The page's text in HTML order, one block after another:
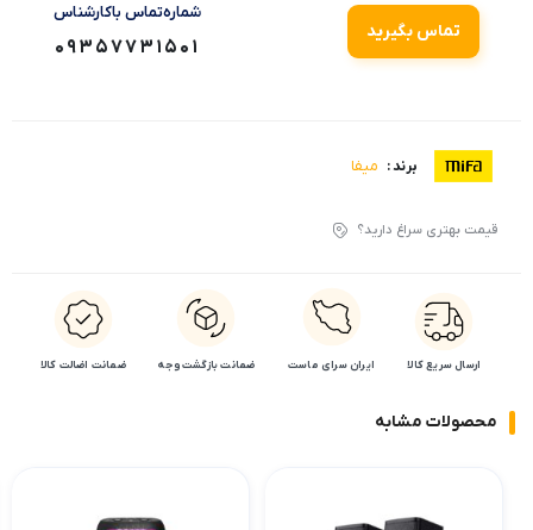
تماس بگیرید
شماره‌تماس‌ با‌کارشناس
09357731501
برند : میفا
قیمت بهتری سراغ دارید؟
ارسال سریع کالا ایران سرای ماست ضمانت بازگشت وجه ضمانت اضالت کالا
محصولات مشابه